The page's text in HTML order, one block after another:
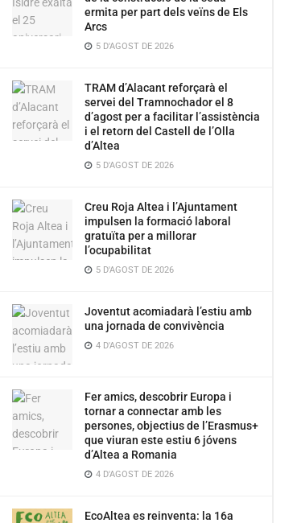
ermita per part dels veïns de Els
Arcs
5 D'AGOST DE 2026
TRAM d’Alacant reforçarà el
servei del Tramnochador el 8
d’agost per a facilitar l’assistència
i el retorn del Castell de l’Olla
d’Altea
5 D'AGOST DE 2026
Creu Roja Altea i l’Ajuntament
impulsen la formació laboral
gratuïta per a millorar
l’ocupabilitat
5 D'AGOST DE 2026
Joventut acomiadarà l’estiu amb
una jornada de convivència
4 D'AGOST DE 2026
Fer amics, descobrir Europa i
tornar a connectar amb les
persones, objectius de l’Erasmus+
que viuran este estiu 6 jóvens
d’Altea a Romania
4 D'AGOST DE 2026
EcoAltea es reinventa: la 16a